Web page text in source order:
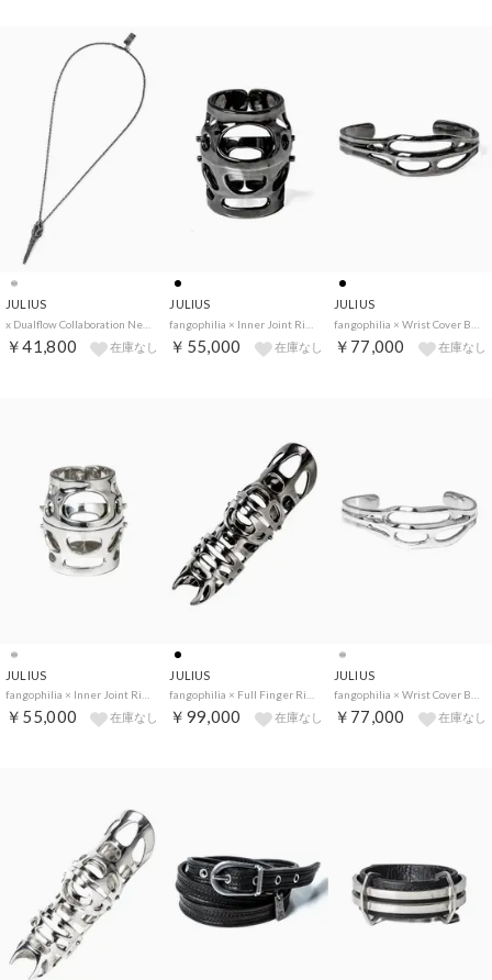
JULIUS
￥41,800 在庫なし
JULIUS
￥55,000 在庫なし
JULIUS
￥77,000 在庫なし
JULIUS
￥55,000 在庫なし
JULIUS
￥99,000 在庫なし
JULIUS
￥77,000 在庫なし